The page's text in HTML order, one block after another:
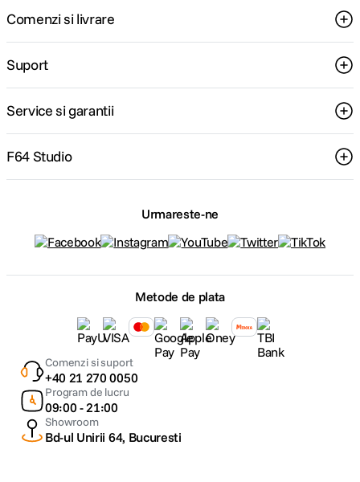
Comenzi si livrare
Suport
Service si garantii
F64 Studio
Urmareste-ne
Metode de plata
Comenzi si suport
+40 21 270 0050
Program de lucru
09:00 - 21:00
Showroom
Bd-ul Unirii 64, Bucuresti